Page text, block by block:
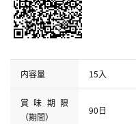
内容量 15入
賞味期限
（期間）
90日